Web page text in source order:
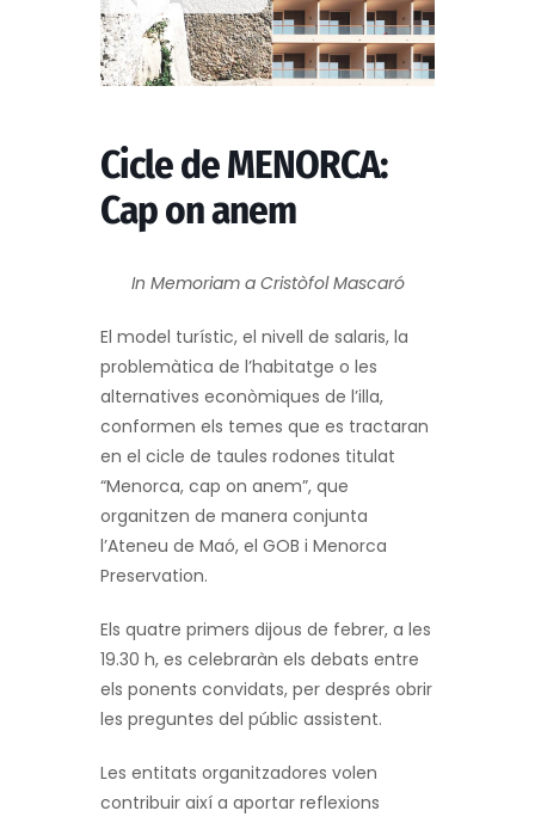
Cicle de MENORCA:
Cap on anem
In Memoriam a Cristòfol Mascaró
El model turístic, el nivell de salaris, la
problemàtica de l’habitatge o les
alternatives econòmiques de l’illa,
conformen els temes que es tractaran
en el cicle de taules rodones titulat
“Menorca, cap on anem”, que
organitzen de manera conjunta
l’Ateneu de Maó, el GOB i Menorca
Preservation.
Els quatre primers dijous de febrer, a les
19.30 h, es celebraràn els debats entre
els ponents convidats, per després obrir
les preguntes del públic assistent.
Les entitats organitzadores volen
contribuir així a aportar reflexions